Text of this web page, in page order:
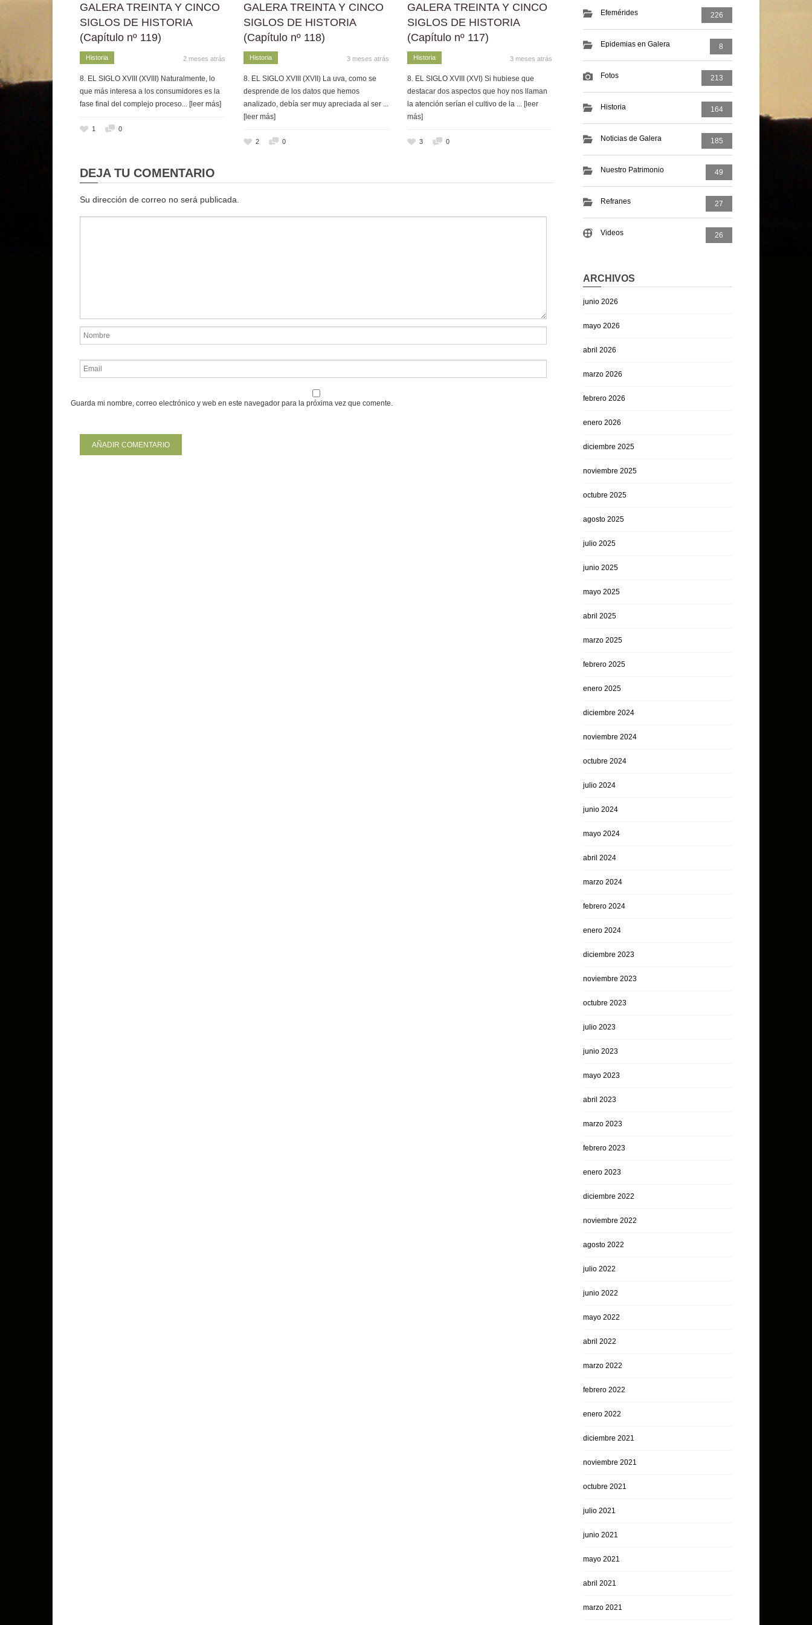
GALERA TREINTA Y CINCO
SIGLOS DE HISTORIA
(Capítulo nº 119)
Historia 2 meses atrás
8. EL SIGLO XVIII (XVIII) Naturalmente, lo
que más interesa a los consumidores es la
fase final del complejo proceso... [leer más]
1 0
GALERA TREINTA Y CINCO
SIGLOS DE HISTORIA
(Capítulo nº 118)
Historia 3 meses atrás
8. EL SIGLO XVIII (XVII) La uva, como se
desprende de los datos que hemos
analizado, debía ser muy apreciada al ser ...
[leer más]
2 0
GALERA TREINTA Y CINCO
SIGLOS DE HISTORIA
(Capítulo nº 117)
Historia 3 meses atrás
8. EL SIGLO XVIII (XVI) Si hubiese que
destacar dos aspectos que hoy nos llaman
la atención serían el cultivo de la ... [leer
más]
3 0
DEJA TU COMENTARIO
Su dirección de correo no será publicada.
Guarda mi nombre, correo electrónico y web en este navegador para la próxima vez que comente.
Efemérides 226
Epidemias en Galera 8
Fotos 213
Historia 164
Noticias de Galera 185
Nuestro Patrimonio 49
Refranes 27
Videos 26
ARCHIVOS
junio 2026
mayo 2026
abril 2026
marzo 2026
febrero 2026
enero 2026
diciembre 2025
noviembre 2025
octubre 2025
agosto 2025
julio 2025
junio 2025
mayo 2025
abril 2025
marzo 2025
febrero 2025
enero 2025
diciembre 2024
noviembre 2024
octubre 2024
julio 2024
junio 2024
mayo 2024
abril 2024
marzo 2024
febrero 2024
enero 2024
diciembre 2023
noviembre 2023
octubre 2023
julio 2023
junio 2023
mayo 2023
abril 2023
marzo 2023
febrero 2023
enero 2023
diciembre 2022
noviembre 2022
agosto 2022
julio 2022
junio 2022
mayo 2022
abril 2022
marzo 2022
febrero 2022
enero 2022
diciembre 2021
noviembre 2021
octubre 2021
julio 2021
junio 2021
mayo 2021
abril 2021
marzo 2021